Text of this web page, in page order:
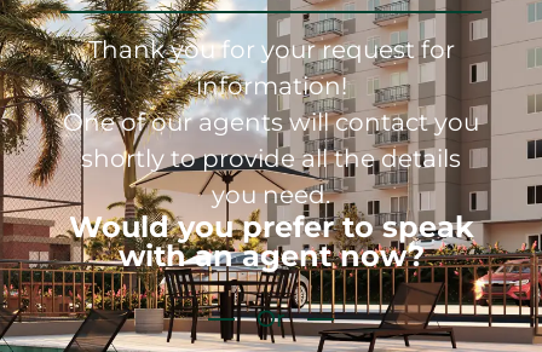
Thank you for your request for
information!
One of our agents will contact you
shortly to provide all the details
you need.
Would you prefer to speak
with an agent now?
Or